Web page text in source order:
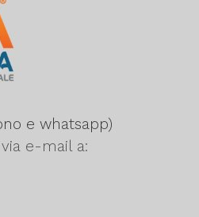
e whatsapp)
e-mail a: